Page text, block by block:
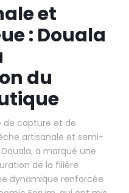
et
: Douala
du
de capture et de
artisanale et semi-
a marqué une
de la filière
dynamique renforcée